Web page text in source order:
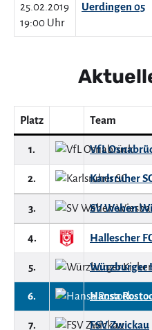
25.02.2019
19:00 Uhr
Uerdingen 05
Platz Team
1. VfL
2. Karlsruher
3. SV Wehen
4. Hallescher
5. Würzburger
6. Hansa
7. FSV Zwickau